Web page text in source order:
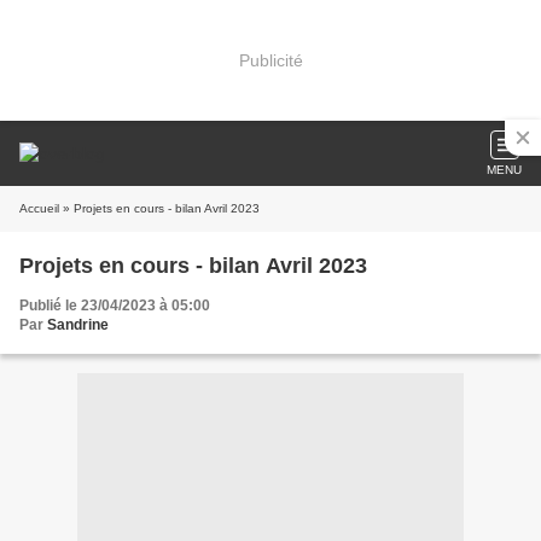
Publicité
MENU
Accueil » Projets en cours - bilan Avril 2023
Projets en cours - bilan Avril 2023
Publié le 23/04/2023 à 05:00
Par Sandrine